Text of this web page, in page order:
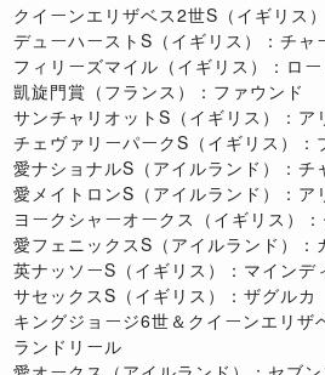
クイーンエリザベス2世S（イギリス
デューハーストS（イギリス）：チャ
フィリーズマイル（イギリス）：ロ
凱旋門賞（フランス）：ファウンド
サンチャリオットS（イギリス）：ア
チェヴァリーパークS（イギリス）：
愛ナショナルS（アイルランド）：チ
愛メイトロンS（アイルランド）：ア
ヨークシャーオークス（イギリス）
愛フェニックスS（アイルランド）：
英ナッソーS（イギリス）：マインデ
サセックスS（イギリス）：ザグルカ
キングジョージ6世＆クイーンエリザ
ランドリール